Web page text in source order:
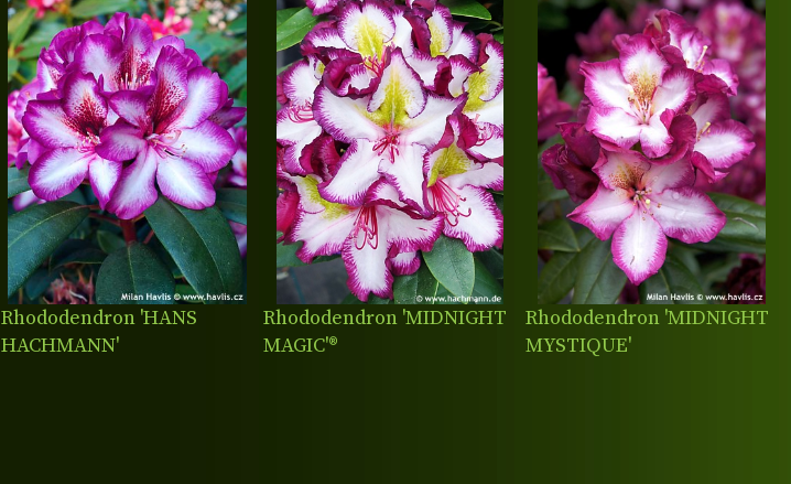
Rhododendron 'HANS
HACHMANN'
Rhododendron 'MIDNIGHT
MAGIC'®
Rhododendron 'MIDNIGHT
MYSTIQUE'